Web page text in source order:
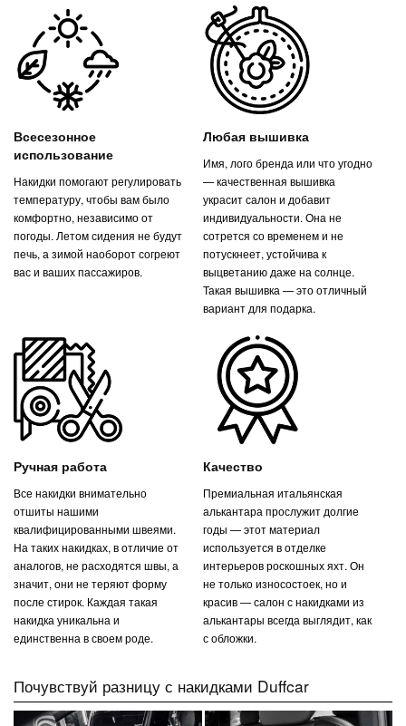
Всесезонное
использование
Накидки помогают регулировать
температуру, чтобы вам было
комфортно, независимо от
погоды. Летом сидения не будут
печь, а зимой наоборот согреют
вас и ваших пассажиров.
Любая вышивка
Имя, лого бренда или что угодно
— качественная вышивка
украсит салон и добавит
индивидуальности. Она не
сотрется со временем и не
потускнеет, устойчива к
выцветанию даже на солнце.
Такая вышивка — это отличный
вариант для подарка.
Ручная работа
Все накидки внимательно
отшиты нашими
квалифицированными швеями.
На таких накидках, в отличие от
аналогов, не расходятся швы, а
значит, они не теряют форму
после стирок. Каждая такая
накидка уникальна и
единственна в своем роде.
Качество
Премиальная итальянская
алькантара прослужит долгие
годы — этот материал
используется в отделке
интерьеров роскошных яхт. Он
не только износостоек, но и
красив — салон с накидками из
алькантары всегда выглядит, как
с обложки.
Почувствуй разницу с накидками Duffcar